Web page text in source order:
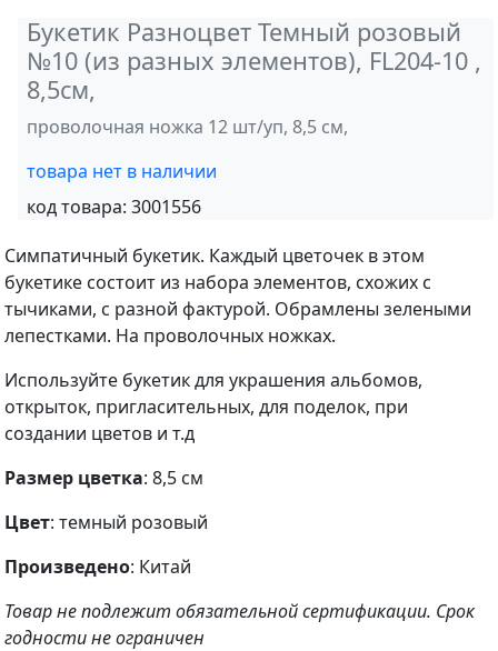
Букетик Разноцвет Темный розовый
№10 (из разных элементов), FL204-10 ,
8,5см,
проволочная ножка 12 шт/уп, 8,5 см,
товара нет в наличии
код товара: 3001556
Симпатичный букетик. Каждый цветочек в этом
букетике состоит из набора элементов, схожих с
тычиками, с разной фактурой. Обрамлены зелеными
лепестками. На проволочных ножках.
Используйте букетик для украшения альбомов,
открыток, пригласительных, для поделок, при
создании цветов и т.д
Размер цветка: 8,5 см
Цвет: темный розовый
Произведено: Китай
Товар не подлежит обязательной сертификации. Срок
годности не ограничен